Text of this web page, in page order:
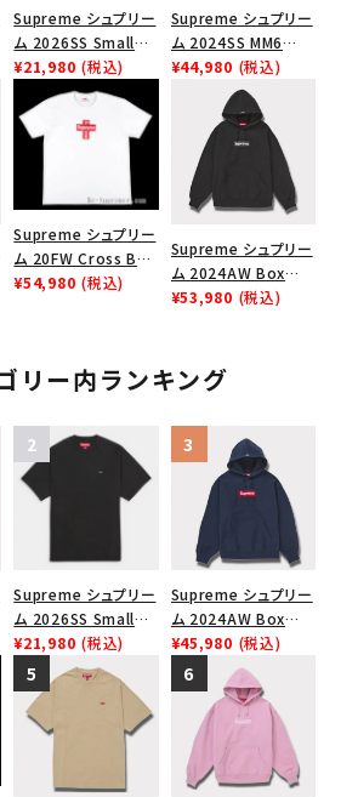
Supreme シュプリー
ム 2026SS Small
Box Tee スモールボ
ックスTシャツ ブラッ
ク
¥21,980 (税込)
Supreme シュプリー
ム 2024SS MM6
Maison Margiela
Box Logo Tee MM6
メゾンマルジェラボッ
クスロゴTシャツ ホ
ワイト 白
¥44,980 (税込)
Supreme シュプリー
ム 20FW Cross Box
Logo Tee クロスボ
¥54,980 (税込)
Supreme シュプリー
ム 2024AW Box
Logo Hooded
ブラック 黒
¥53,980 (税込)
リー内ランキング
Supreme シュプリー
ム 2026SS Small
Box Tee スモールボ
ックスTシャツ ブラッ
ク
¥21,980 (税込)
Supreme シュプリー
ム 2024AW Box
Logo Hooded
Sweatshirt ボック
スロゴフードパーカー
ネイビー 紺
¥45,980 (税込)